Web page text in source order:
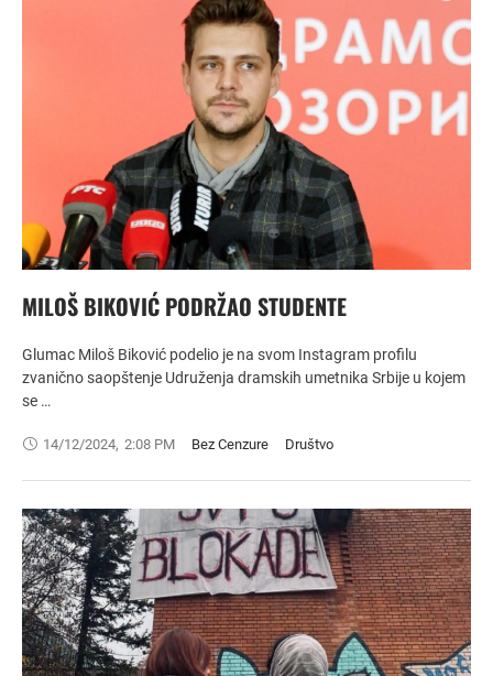
MILOŠ BIKOVIĆ PODRŽAO STUDENTE
Glumac Miloš Biković podelio je na svom Instagram profilu
zvanično saopštenje Udruženja dramskih umetnika Srbije u kojem
se …
14/12/2024, 2:08 PM Bez Cenzure Društvo